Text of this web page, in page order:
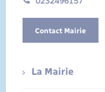
Contact Mairie
La Mairie